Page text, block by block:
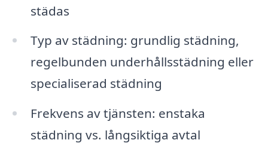
städas
Typ av städning: grundlig städning,
regelbunden underhållsstädning eller
specialiserad städning
Frekvens av tjänsten: enstaka
städning vs. långsiktiga avtal